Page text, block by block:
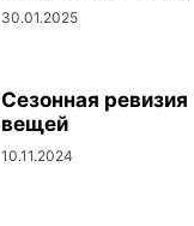
30.01.2025
Сезонная
вещей
10.11.2024